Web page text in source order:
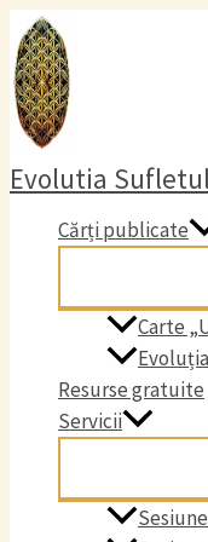
Skip
to
content
Evolutia
Cărți publicate
Carte
Resurse gratuite
Servicii